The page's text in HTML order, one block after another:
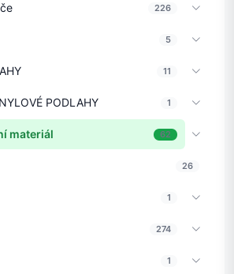
226
5
11
PODLAHY 1
materiál 62
26
1
274
1